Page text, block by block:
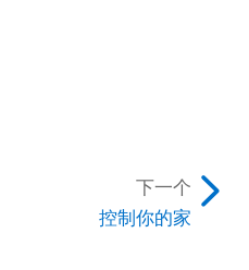
下一个
控制你的家